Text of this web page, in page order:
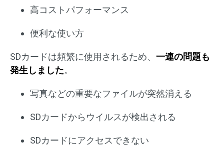
高コストパフォーマンス
便利な使い方
SDカードは頻繁に使用されるため、 一連の問題も
発生しました。
写真などの重要なファイルが突然消える
SDカードからウイルスが検出される
SDカードにアクセスできない